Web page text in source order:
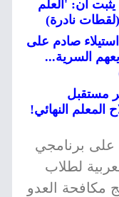
أن: 'العلم
(لقطات نادرة)
صادم على
السرية...
مستقبل
المعلم النهائي!
على برنامجي
لطلاب
مكافحة العدو